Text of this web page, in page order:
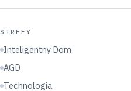
STREFY
Inteligentny Dom
AGD
Technologia